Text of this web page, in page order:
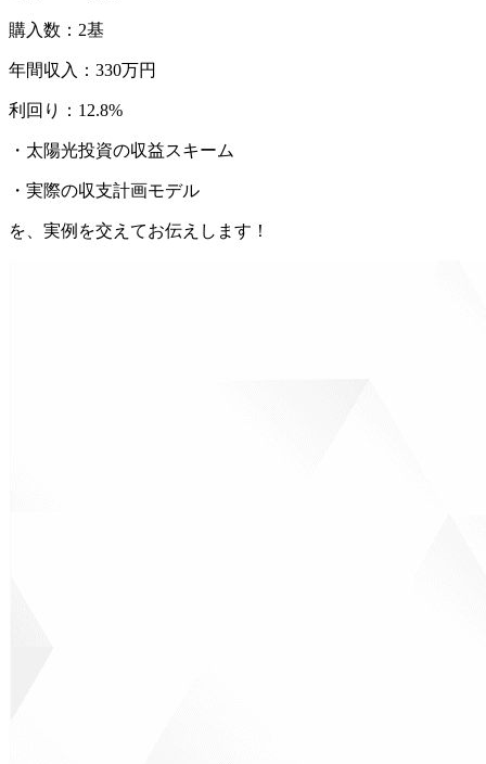
購入数：2基
年間収入：330万円
利回り：12.8%
・太陽光投資の収益スキーム
・実際の収支計画モデル
を、実例を交えてお伝えします！